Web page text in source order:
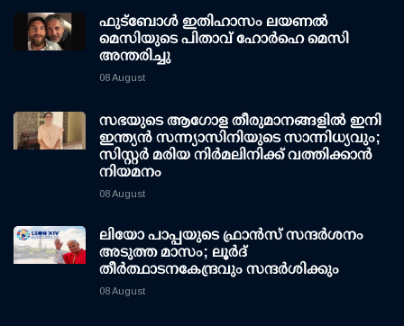
ഫുട്ബോൾ ഇതിഹാസം ലയണൽ
മെസിയുടെ പിതാവ് ഹോർഹെ മെസി
അന്തരിച്ചു
08 August
സഭയുടെ ആഗോള തീരുമാനങ്ങളിൽ ഇനി
ഇന്ത്യൻ സന്ന്യാസിനിയുടെ സാന്നിധ്യവും;
സിസ്റ്റർ മരിയ നിർമലിനിക്ക് വത്തിക്കാൻ
നിയമനം
08 August
ലിയോ പാപ്പയുടെ ഫ്രാൻസ് സന്ദർശനം
അടുത്ത മാസം; ലൂർദ്
തീർത്ഥാടനകേന്ദ്രവും സന്ദർശിക്കും
08 August